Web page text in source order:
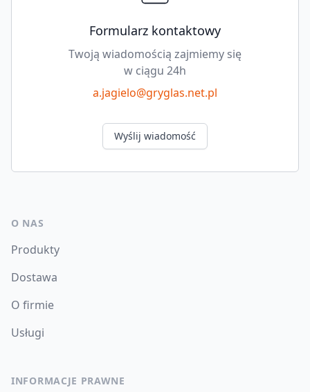
Formularz kontaktowy
Twoją wiadomością zajmiemy się
w ciągu 24h
a.jagielo@gryglas.net.pl
Wyślij wiadomość
O NAS
Produkty
Dostawa
O firmie
Usługi
INFORMACJE PRAWNE